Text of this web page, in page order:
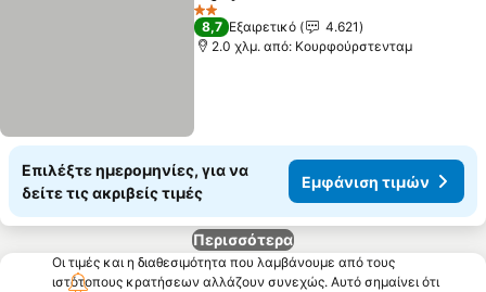
2 Αστέρια
8,7 Εξαιρετικό
4.621
2.0 χλμ. από: Κουρφούρστενταμ
Επιλέξτε ημερομηνίες, για να
δείτε τις ακριβείς τιμές
Εμφάνιση τιμών
Περισσότερα
Οι τιμές και η διαθεσιμότητα που λαμβάνουμε από τους
ιστότοπους κρατήσεων αλλάζουν συνεχώς. Αυτό σημαίνει ότι